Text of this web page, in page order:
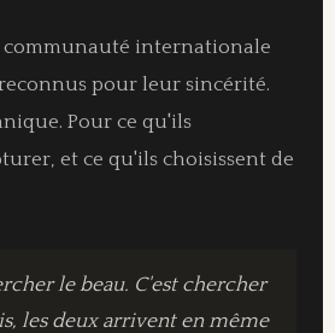
communauté internationale
pour leur sincérité.
Pour ce qu'ils
et ce qu'ils choisissent de
le beau. C'est chercher
les deux arrivent en même